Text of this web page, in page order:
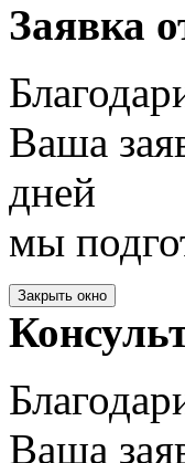
Заявка
Ваша
дней
мы
Закрыть окно
Ваша